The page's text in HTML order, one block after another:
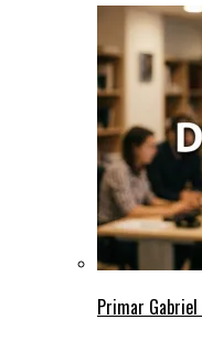
Primar Gabriel